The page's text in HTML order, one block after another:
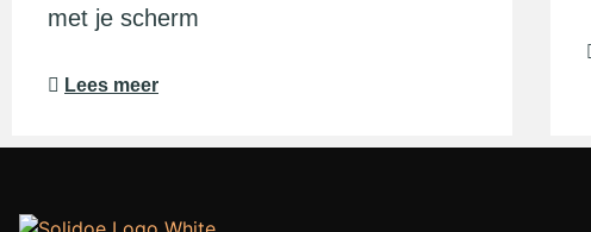
met je scherm
Lees meer